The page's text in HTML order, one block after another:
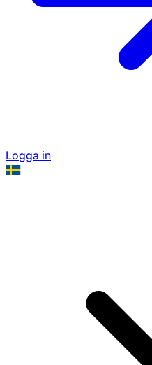
Logga in